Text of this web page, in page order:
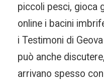
piccoli pesci, gioca
online i bacini
i Testimoni di
può anche
arrivano spesso